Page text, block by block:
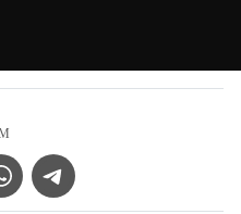
Icon
Telegram Icon